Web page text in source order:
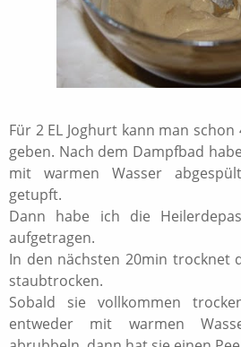
Für 2 EL Joghurt kann man
geben. Nach dem Dampfbad
mit warmen Wasser
getupft.
Dann habe ich die
aufgetragen.
In den nächsten 20min trocknet
staubtrocken.
Sobald sie vollkommen
entweder mit warmen